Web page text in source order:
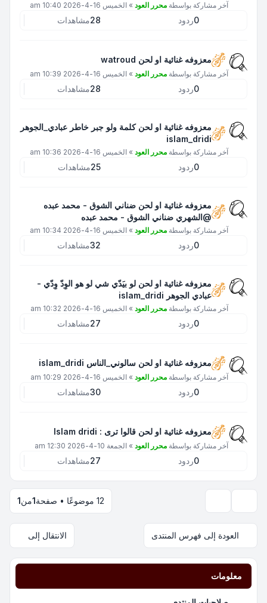
آخر مشاركة بواسطة محرر العود » الخميس 16-4-2026 10:40 am
0ردود 28مشاهدات
معزوفه غنائية او لحن watroud
آخر مشاركة بواسطة محرر العود » الخميس 16-4-2026 10:39 am
0ردود 28مشاهدات
معزوفه غنائية او لحن كلمة ولو جبر خاطر عبادي_الجوهر
islam_dridi
آخر مشاركة بواسطة محرر العود » الخميس 16-4-2026 10:36 am
0ردود 25مشاهدات
معزوفه غنائية او لحن ضناني الشوق - محمد عبده
@الشهري ضناني الشوق - محمد عبده
آخر مشاركة بواسطة محرر العود » الخميس 16-4-2026 10:34 am
0ردود 32مشاهدات
معزوفه غنائية او لحن لو بيَدّي شي لو هو الوِدّ وِدّي -
عبادي الجوهر islam_dridi
آخر مشاركة بواسطة محرر العود » الخميس 16-4-2026 10:32 am
0ردود 27مشاهدات
معزوفه غنائية او لحن سالوني_الناس islam_dridi
آخر مشاركة بواسطة محرر العود » الخميس 16-4-2026 10:29 am
0ردود 30مشاهدات
معزوفه غنائية او لحن قالوا ترى : Islam dridi
آخر مشاركة بواسطة محرر العود » الجمعة 10-4-2026 12:30 am
0ردود 27مشاهدات
12 موضوعًا • صفحة 1من1
العودة إلى فهرس المنتدى الانتقال إلى
معلومات